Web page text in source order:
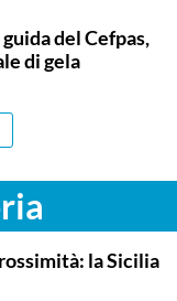
del Cefpas,
di gela
la Sicilia